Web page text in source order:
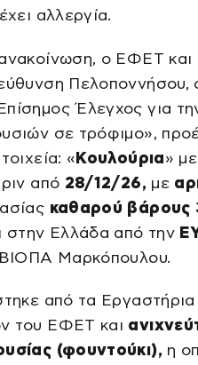
αλλεργία.
ο ΕΦΕΤ και
Πελοποννήσου,
Έλεγχος για
σε τρόφιμο»,
«Κουλούρια»
από 28/12/26, με
καθαρού βάρους
στην Ελλάδα από την
Μαρκόπουλου.
από τα
του ΕΦΕΤ και
(φουντούκι),η